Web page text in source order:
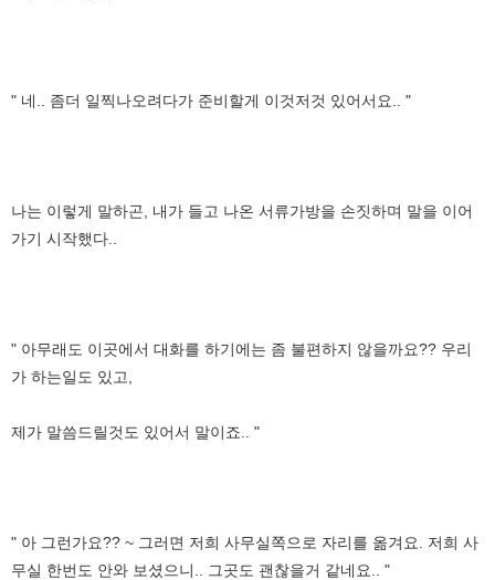
" 네.. 좀더 일찍나오려다가 준비할게 이것저것 있어서요.. "
나는 이렇게 말하곤, 내가 들고 나온 서류가방을 손짓하며 말을 이어
가기 시작했다..
" 아무래도 이곳에서 대화를 하기에는 좀 불편하지 않을까요?? 우리
가 하는일도 있고,
제가 말씀드릴것도 있어서 말이죠.. "
" 아 그런가요?? ~ 그러면 저희 사무실쪽으로 자리를 옮겨요. 저희 사
무실 한번도 안와 보셨으니.. 그곳도 괜찮을거 같네요.. "